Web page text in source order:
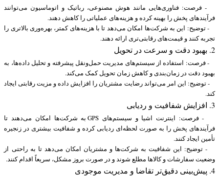
- فرصت: فناوری‌هایی مانند هوش مصنوعی، رباتیک و اتوماسیون می‌توانند
فرآیندهای پخش را بهینه کرده و هزینه‌های عملیاتی را کاهش دهند.
- توضیح: این به شرکت‌ها امکان می‌دهد تا با هزینه‌های کمتر، بهره‌وری بالاتری را
تجربه کنند و قیمت‌های رقابتی‌تری ارائه دهند.
2. بهبود دقت و سرعت در تحویل
- فرصت: استفاده از سیستم‌های مدیریت حمل‌ونقل پیشرفته و تحلیل داده‌ها، به
بهبود دقت در زمان‌بندی و کاهش زمان تحویل کمک می‌کند.
- توضیح: این امر می‌تواند رضایت مشتریان را افزایش داده و مزیت رقابتی ایجاد
کند.
3. افزایش شفافیت و ردیابی
- فرصت: اینترنت اشیا و سیستم‌های GPS به شرکت‌ها امکان می‌دهند تا
فرآیندهای پخش را به صورت لحظه‌ای ردیابی کرده و شفافیت بیشتری در زنجیره
تأمین ایجاد کنند.
- توضیح: این شفافیت به شرکت‌ها و مشتریان امکان می‌دهد تا به راحتی از
وضعیت سفارشات و کالاها مطلع شوند و در صورت بروز مشکل، سریعاً اقدام کنند.
4. پیش‌بینی دقیق‌تر تقاضا و مدیریت موجودی